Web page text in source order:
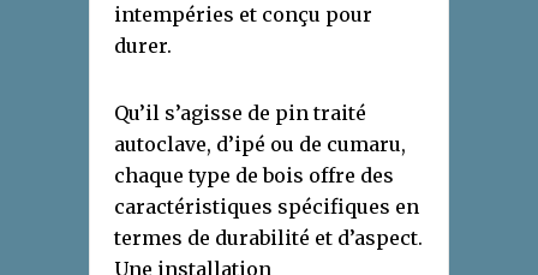
intempéries et conçu pour
durer.
Qu’il s’agisse de pin traité
autoclave, d’ipé ou de cumaru,
chaque type de bois offre des
caractéristiques spécifiques en
termes de durabilité et d’aspect.
Une installation